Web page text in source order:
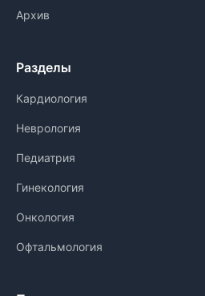
Архив
Разделы
Кардиология
Неврология
Педиатрия
Гинекология
Онкология
Офтальмология